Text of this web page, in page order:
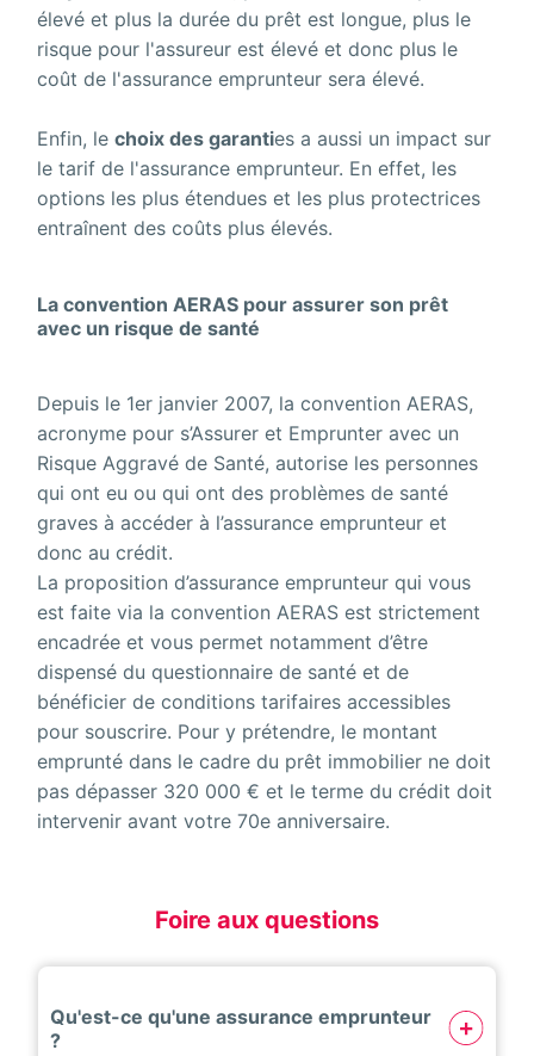
élevé et plus la durée du prêt est longue, plus le
risque pour l'assureur est élevé et donc plus le
coût de l'assurance emprunteur sera élevé.
Enfin, lechoix des garanties a aussi un impact sur
le tarif de l'assurance emprunteur. En effet, les
options les plus étendues et les plus protectrices
entraînent des coûts plus élevés.
La convention AERAS pour assurer son prêt
avec un risque de santé
Depuis le 1er janvier 2007, la convention AERAS,
acronyme pour s’Assurer et Emprunter avec un
Risque Aggravé de Santé, autorise les personnes
qui ont eu ou qui ont des problèmes de santé
graves à accéder à l’assurance emprunteur et
donc au crédit.
La proposition d’assurance emprunteur qui vous
est faite via la convention AERAS est strictement
encadrée et vous permet notamment d’être
dispensé du questionnaire de santé et de
bénéficier de conditions tarifaires accessibles
pour souscrire. Pour y prétendre, le montant
emprunté dans le cadre du prêt immobilier ne doit
pas dépasser 320 000 € et le terme du crédit doit
intervenir avant votre 70e anniversaire.
Foire aux questions
Qu'est-ce qu'une assurance emprunteur
?